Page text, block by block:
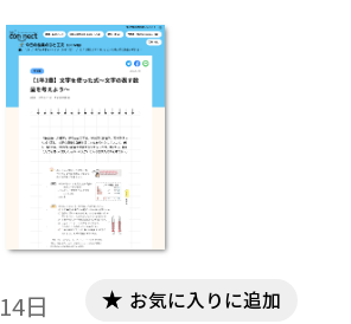
日 お気に入りに追加